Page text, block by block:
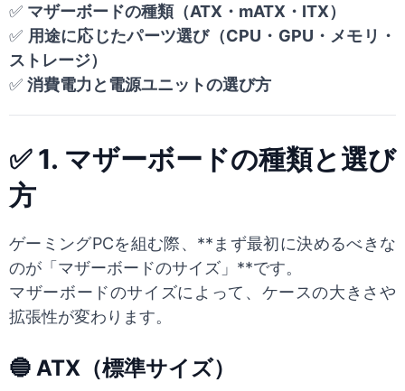
✅ マザーボードの種類（ATX・mATX・ITX）
✅ 用途に応じたパーツ選び（CPU・GPU・メモリ・
ストレージ）
✅ 消費電力と電源ユニットの選び方
✅ 1. マザーボードの種類と選び
方
ゲーミングPCを組む際、**まず最初に決めるべきな
のが「マザーボードのサイズ」**です。
マザーボードのサイズによって、ケースの大きさや
拡張性が変わります。
🔵 ATX（標準サイズ）